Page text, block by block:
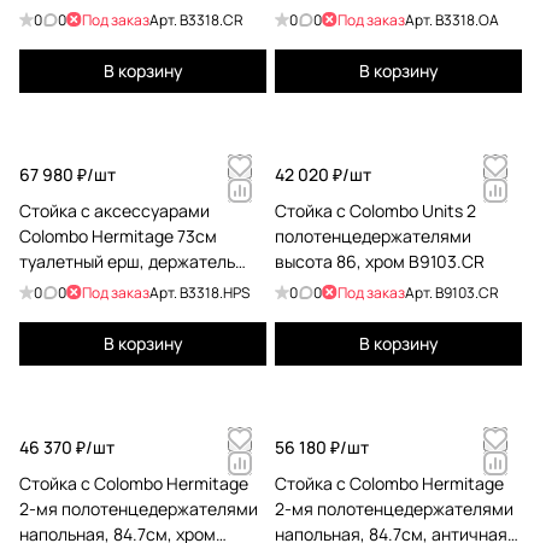
для туалетной бумаги, хром/
0 0 Под заказАрт.B3318.CR
В корзину
для туалетной бумаги,
0 0 Под заказАрт.B3318.OA
В корзину
67 980 ₽/шт
Стойка с аксессуарами
Colombo Hermitage 73см
туалетный ерш, держатель
для туалетной бумаги, PVD
0 0 Под заказАрт.B3318.HPS
В корзину
42 020 ₽/шт
Стойка с Colombo Units 2
полотенцедержателями
высота 86, хром B9103.CR
0 0 Под заказАрт.B9103.CR
В корзину
46 370 ₽/шт
Стойка с Colombo Hermitage
2-мя полотенцедержателями
напольная, 84.7см, хром
56 180 ₽/шт
Стойка с Colombo Hermitage
2-мя полотенцедержателями
напольная, 84.7см, античная